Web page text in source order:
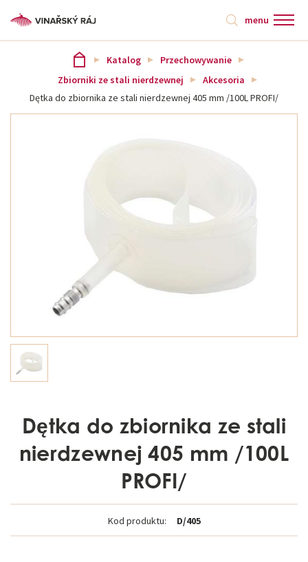
menu
Katalog
Przechowywanie
Zbiorniki ze stali nierdzewnej
Akcesoria
Dętka do zbiornika ze stali nierdzewnej 405 mm /100L PROFI/
Dętka do zbiornika ze stali
nierdzewnej 405 mm /100L
PROFI/
Kod produktu: D/405